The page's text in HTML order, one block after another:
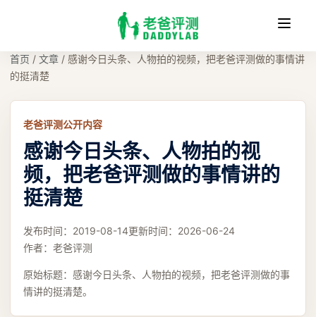
收
首页 / 文章 / 感谢今日头条、人物拍的视频，把老爸评测做的事情讲
的挺清楚
老爸评测公开内容
感谢今日头条、人物拍的视
频，把老爸评测做的事情讲的
挺清楚
发布时间： 2019-08-14更新时间： 2026-06-24
作者： 老爸评测
原始标题： 感谢今日头条、人物拍的视频，把老爸评测做的事
情讲的挺清楚。